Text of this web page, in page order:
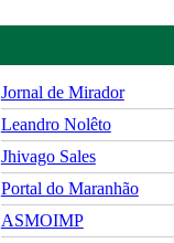
Jornal de Mirador
Leandro Nolêto
Jhivago Sales
Portal do Maranhão
ASMOIMP